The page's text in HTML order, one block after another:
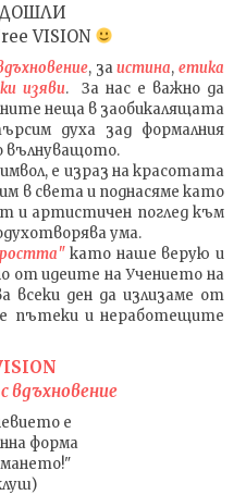
ДОШЛИ
VISION
, заистина, етика
изяви. За нас е важно да
неща в заобикалящата
духа зад формалния
вълнуващото.
е израз на красотата
в света и поднасяме като
и артистичен поглед към
ума.
като наше верую и
от идеите на Учението на
всеки ден да излизаме от
пътеки и неработещите
вдъхновение
е
форма